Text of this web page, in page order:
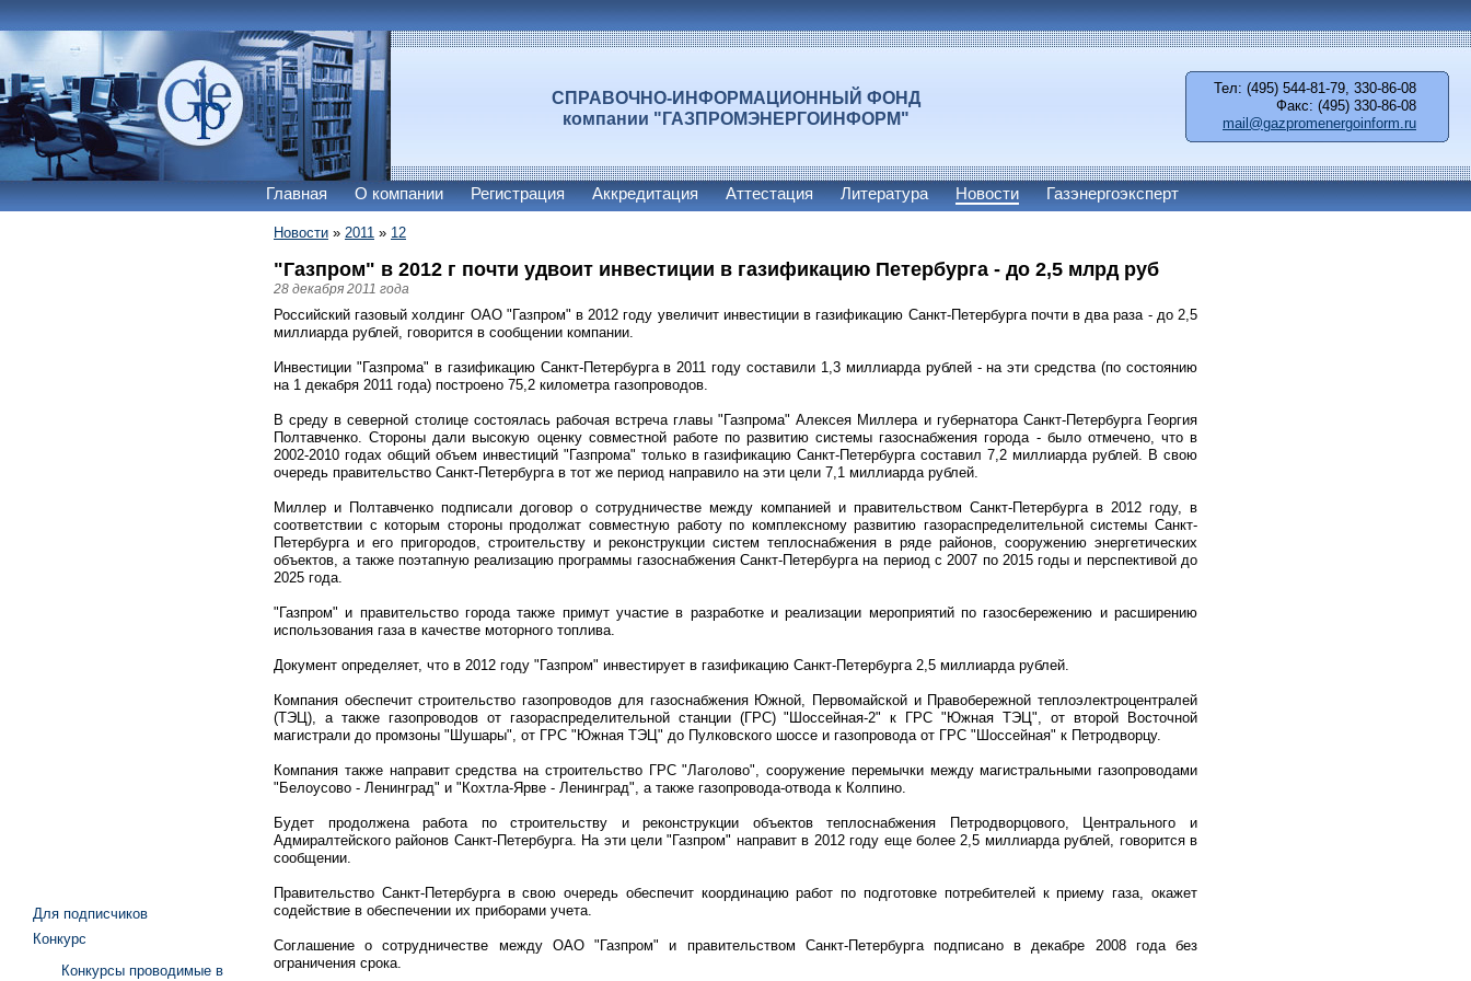
СПРАВОЧНО-ИНФОРМАЦИОННЫЙ ФОНД
компании "ГАЗПРОМЭНЕРГОИНФОРМ"
Тел: (495) 544-81-79, 330-86-08
Факс: (495) 330-86-08
mail@gazpromenergoinform.ru
Главная О компании Регистрация Аккредитация Аттестация Литература Новости Газэнергоэксперт
Новости » 2011 » 12
"Газпром" в 2012 г почти удвоит инвестиции в газификацию Петербурга - до 2,5 млрд руб
28 декабря 2011 года
Российский газовый холдинг ОАО "Газпром" в 2012 году увеличит инвестиции в газификацию Санкт-Петербурга почти в два раза - до 2,5
миллиарда рублей, говорится в сообщении компании.
Инвестиции "Газпрома" в газификацию Санкт-Петербурга в 2011 году составили 1,3 миллиарда рублей - на эти средства (по состоянию
на 1 декабря 2011 года) построено 75,2 километра газопроводов.
В среду в северной столице состоялась рабочая встреча главы "Газпрома" Алексея Миллера и губернатора Санкт-Петербурга Георгия
Полтавченко. Стороны дали высокую оценку совместной работе по развитию системы газоснабжения города - было отмечено, что в
2002-2010 годах общий объем инвестиций "Газпрома" только в газификацию Санкт-Петербурга составил 7,2 миллиарда рублей. В свою
очередь правительство Санкт-Петербурга в тот же период направило на эти цели 7,1 миллиарда рублей.
Миллер и Полтавченко подписали договор о сотрудничестве между компанией и правительством Санкт-Петербурга в 2012 году, в
соответствии с которым стороны продолжат совместную работу по комплексному развитию газораспределительной системы Санкт-
Петербурга и его пригородов, строительству и реконструкции систем теплоснабжения в ряде районов, сооружению энергетических
объектов, а также поэтапную реализацию программы газоснабжения Санкт-Петербурга на период с 2007 по 2015 годы и перспективой до
2025 года.
"Газпром" и правительство города также примут участие в разработке и реализации мероприятий по газосбережению и расширению
использования газа в качестве моторного топлива.
Документ определяет, что в 2012 году "Газпром" инвестирует в газификацию Санкт-Петербурга 2,5 миллиарда рублей.
Компания обеспечит строительство газопроводов для газоснабжения Южной, Первомайской и Правобережной теплоэлектроцентралей
(ТЭЦ), а также газопроводов от газораспределительной станции (ГРС) "Шоссейная-2" к ГРС "Южная ТЭЦ", от второй Восточной
магистрали до промзоны "Шушары", от ГРС "Южная ТЭЦ" до Пулковского шоссе и газопровода от ГРС "Шоссейная" к Петродворцу.
Компания также направит средства на строительство ГРС "Лаголово", сооружение перемычки между магистральными газопроводами
"Белоусово - Ленинград" и "Кохтла-Ярве - Ленинград", а также газопровода-отвода к Колпино.
Будет продолжена работа по строительству и реконструкции объектов теплоснабжения Петродворцового, Центрального и
Адмиралтейского районов Санкт-Петербурга. На эти цели "Газпром" направит в 2012 году еще более 2,5 миллиарда рублей, говорится в
сообщении.
Правительство Санкт-Петербурга в свою очередь обеспечит координацию работ по подготовке потребителей к приему газа, окажет
содействие в обеспечении их приборами учета.
Соглашение о сотрудничестве между ОАО "Газпром" и правительством Санкт-Петербурга подписано в декабре 2008 года без
ограничения срока.
Для подписчиков
Конкурс
Конкурсы проводимые в